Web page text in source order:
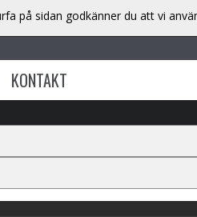
KONTAKT
på sidan godkänner du att vi